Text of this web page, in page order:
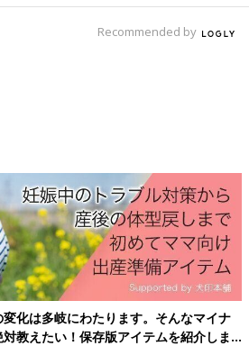
Recommended by
化は多岐にわたります。そんなマイナ
教えたい！保存版アイテムを紹介しま